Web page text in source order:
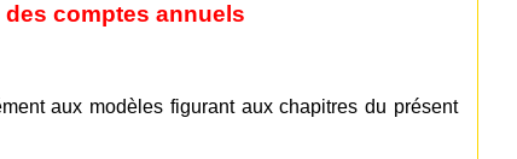
comptes annuels
aux modèles figurant aux chapitres du présent